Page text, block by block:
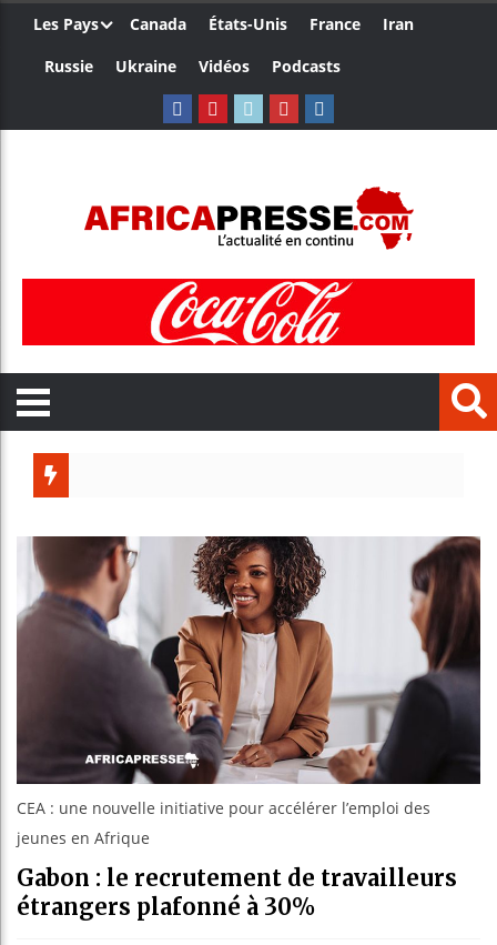
Les Pays Canada États-Unis France
Iran
Russie
Ukraine Vidéos Podcasts
Guinée
Bénin :
CEA : une nouvelle initiative pour accélérer l’emploi des
jeunes en Afrique
Gabon : le recrutement de travailleurs
étrangers plafonné à 30%